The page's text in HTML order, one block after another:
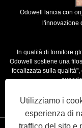
Odowell lancia con
l'innovazione
In qualità di fornitore
Odowell sostiene una
focalizzata sulla
Utilizziamo i
esperienza di
traffico del sito e